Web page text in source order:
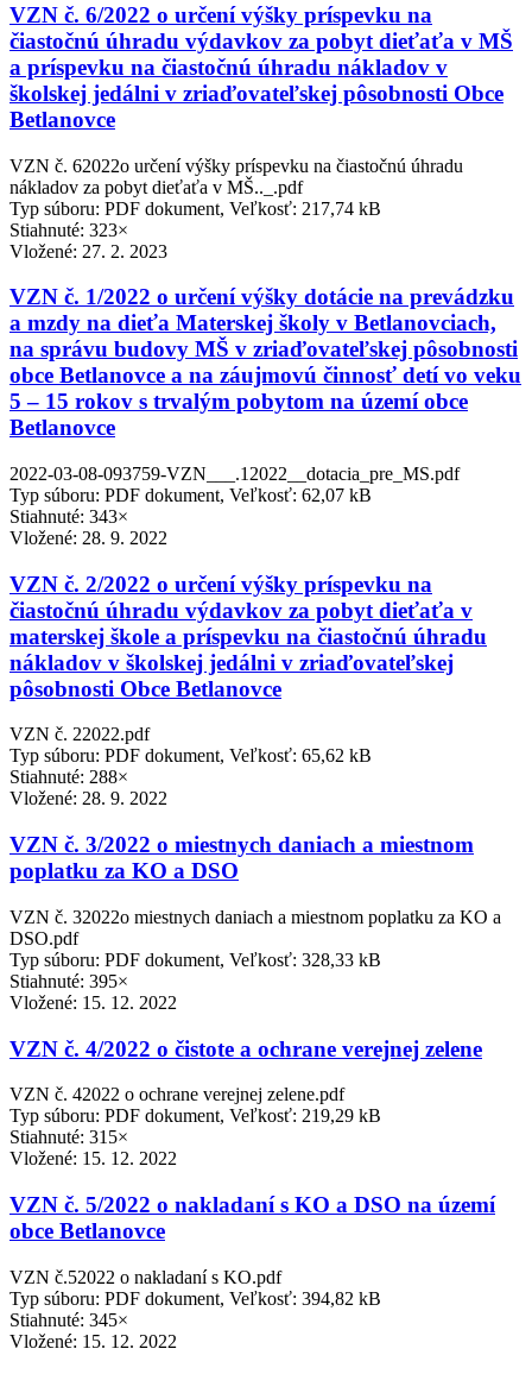
VZN č. 6/2022 o určení výšky príspevku na
čiastočnú úhradu výdavkov za pobyt dieťaťa v MŠ
a príspevku na čiastočnú úhradu nákladov v
školskej jedálni v zriaďovateľskej pôsobnosti Obce
Betlanovce
VZN č. 62022o určení výšky príspevku na čiastočnú úhradu
nákladov za pobyt dieťaťa v MŠ.._.pdf
Typ súboru: PDF dokument, Veľkosť: 217,74 kB
Stiahnuté: 323×
Vložené: 27. 2. 2023
VZN č. 1/2022 o určení výšky dotácie na prevádzku
a mzdy na dieťa Materskej školy v Betlanovciach,
na správu budovy MŠ v zriaďovateľskej pôsobnosti
obce Betlanovce a na záujmovú činnosť detí vo veku
5 – 15 rokov s trvalým pobytom na území obce
Betlanovce
2022-03-08-093759-VZN___.12022__dotacia_pre_MS.pdf
Typ súboru: PDF dokument, Veľkosť: 62,07 kB
Stiahnuté: 343×
Vložené: 28. 9. 2022
VZN č. 2/2022 o určení výšky príspevku na
čiastočnú úhradu výdavkov za pobyt dieťaťa v
materskej škole a príspevku na čiastočnú úhradu
nákladov v školskej jedálni v zriaďovateľskej
pôsobnosti Obce Betlanovce
VZN č. 22022.pdf
Typ súboru: PDF dokument, Veľkosť: 65,62 kB
Stiahnuté: 288×
Vložené: 28. 9. 2022
VZN č. 3/2022 o miestnych daniach a miestnom
poplatku za KO a DSO
VZN č. 32022o miestnych daniach a miestnom poplatku za KO a
DSO.pdf
Typ súboru: PDF dokument, Veľkosť: 328,33 kB
Stiahnuté: 395×
Vložené: 15. 12. 2022
VZN č. 4/2022 o čistote a ochrane verejnej zelene
VZN č. 42022 o ochrane verejnej zelene.pdf
Typ súboru: PDF dokument, Veľkosť: 219,29 kB
Stiahnuté: 315×
Vložené: 15. 12. 2022
VZN č. 5/2022 o nakladaní s KO a DSO na území
obce Betlanovce
VZN č.52022 o nakladaní s KO.pdf
Typ súboru: PDF dokument, Veľkosť: 394,82 kB
Stiahnuté: 345×
Vložené: 15. 12. 2022